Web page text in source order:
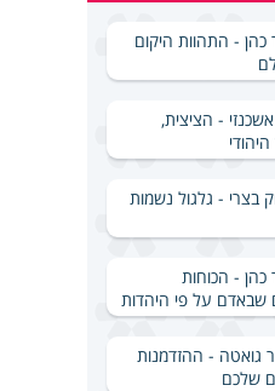
כהן - התהוות היקום
אשכנזי - הציצית,
בצרי - גלגול נשמות
כהן - הכוחות
שבאדם על פי היהדות
גואטה - ההזדמנות
שלכם